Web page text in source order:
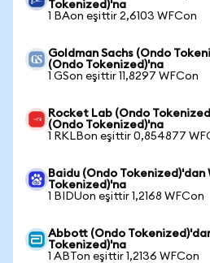
Tokenized)'na
1 BAon eşittir 2,6103 WFCon
Goldman Sachs (Ondo
(Ondo Tokenized)'na
1 GSon eşittir 11,8297 WFCon
Rocket Lab (Ondo
(Ondo Tokenized)'na
1 RKLBon eşittir 0,854877
Baidu (Ondo Tokenized)'dan
Tokenized)'na
1 BIDUon eşittir 1,2168 WFCon
Abbott (Ondo
Tokenized)'na
1 ABTon eşittir 1,2136 WFCon